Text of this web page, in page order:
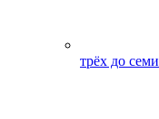
трёх до семи